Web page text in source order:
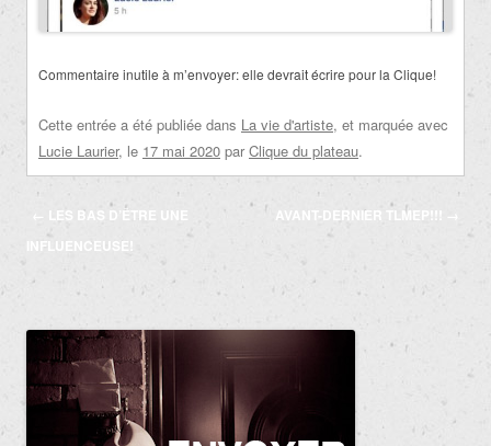
Commentaire inutile à m’envoyer: elle devrait écrire pour la Clique!
Cette entrée a été publiée dans La vie d'artiste, et marquée avec
Lucie Laurier, le 17 mai 2020 par Clique du plateau.
Navigation
des
← LES BAS D’ÊTRE UNE
INFLUENCEUSE!
AVANT-DERNIER TLMEP!!! →